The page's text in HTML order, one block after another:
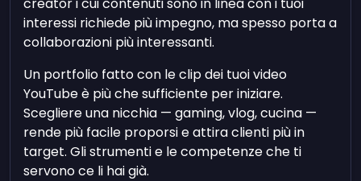
interessi richiede più impegno, ma spesso porta a
collaborazioni più interessanti.
Un portfolio fatto con le clip dei tuoi video
YouTube è più che sufficiente per iniziare.
Scegliere una nicchia — gaming, vlog, cucina —
rende più facile proporsi e attira clienti più in
target. Gli strumenti e le competenze che ti
servono ce li hai già.